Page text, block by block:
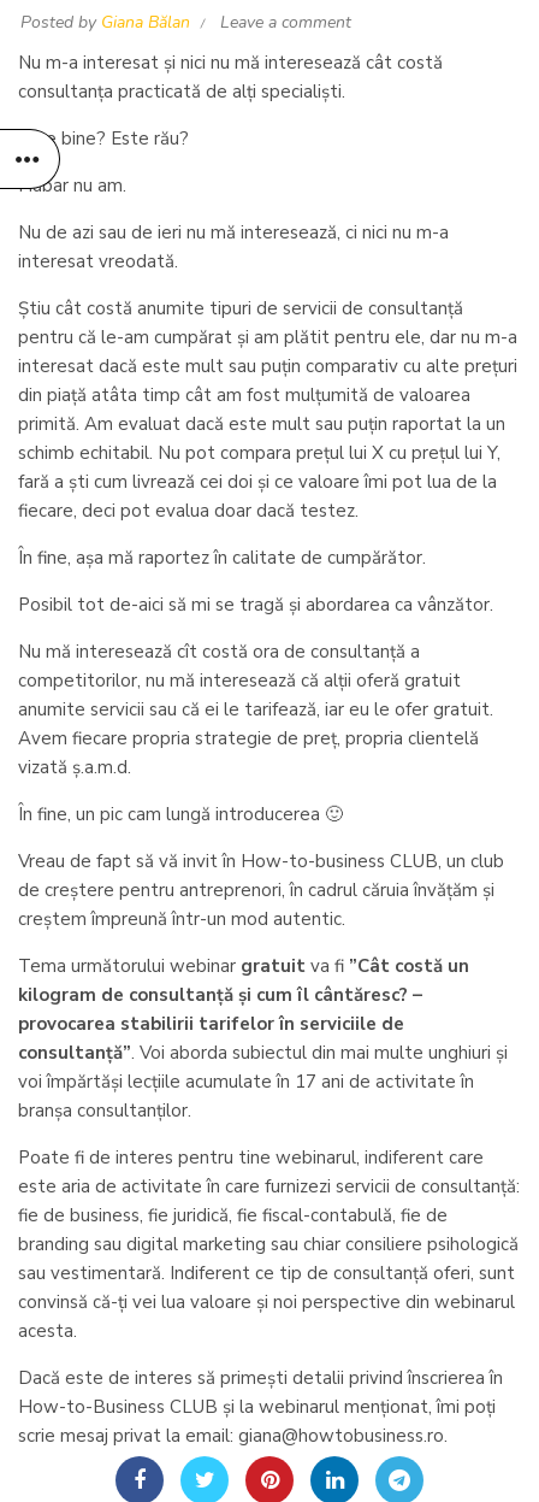
Posted by Giana Bălan Leave a comment
Nu m-a interesat și nici nu mă interesează cât costă
consultanța practicată de alți specialiști.
Este bine? Este rău?
Habar nu am.
Nu de azi sau de ieri nu mă interesează, ci nici nu m-a
interesat vreodată.
Știu cât costă anumite tipuri de servicii de consultanță
pentru că le-am cumpărat și am plătit pentru ele, dar nu m-a
interesat dacă este mult sau puțin comparativ cu alte prețuri
din piață atâta timp cât am fost mulțumită de valoarea
primită. Am evaluat dacă este mult sau puțin raportat la un
schimb echitabil. Nu pot compara prețul lui X cu prețul lui Y,
fară a ști cum livrează cei doi și ce valoare îmi pot lua de la
fiecare, deci pot evalua doar dacă testez.
În fine, așa mă raportez în calitate de cumpărător.
Posibil tot de-aici să mi se tragă și abordarea ca vânzător.
Nu mă interesează cît costă ora de consultanță a
competitorilor, nu mă interesează că alții oferă gratuit
anumite servicii sau că ei le tarifează, iar eu le ofer gratuit.
Avem fiecare propria strategie de preț, propria clientelă
vizată ș.a.m.d.
În fine, un pic cam lungă introducerea 🙂
Vreau de fapt să vă invit în How-to-business CLUB, un club
de creștere pentru antreprenori, în cadrul căruia învățăm și
creștem împreună într-un mod autentic.
Tema următorului webinar gratuit va fi ”Cât costă un
kilogram de consultanță și cum îl cântăresc? –
provocarea stabilirii tarifelor în serviciile de
consultanță”. Voi aborda subiectul din mai multe unghiuri și
voi împărtăși lecțiile acumulate în 17 ani de activitate în
branșa consultanților.
Poate fi de interes pentru tine webinarul, indiferent care
este aria de activitate în care furnizezi servicii de consultanță:
fie de business, fie juridică, fie fiscal-contabulă, fie de
branding sau digital marketing sau chiar consiliere psihologică
sau vestimentară. Indiferent ce tip de consultanță oferi, sunt
convinsă că-ți vei lua valoare și noi perspective din webinarul
acesta.
Dacă este de interes să primești detalii privind înscrierea în
How-to-Business CLUB și la webinarul menționat, îmi poți
scrie mesaj privat la email: giana@howtobusiness.ro.